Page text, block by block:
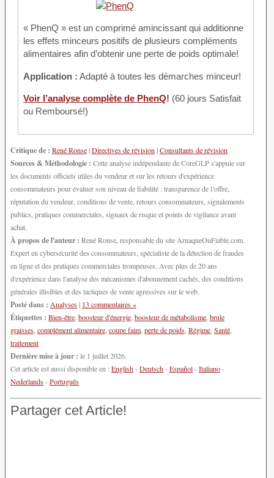
« PhenQ » est un comprimé amincissant qui additionne
les effets minceurs positifs de plusieurs compléments
alimentaires afin d’obtenir une perte de poids optimale!
Application : Adapté à toutes les démarches minceur!
Voir l’analyse complète de PhenQ! (60 jours Satisfait
ou Remboursé!)
Critique de : René Ronse|Directives de révision|Consultants de révision
Sources & Méthodologie : Cette analyse indépendante de CoreGLP s'appuie sur
les documents officiels utiles du vendeur et sur les retours d'expérience
consommateurs pour évaluer son niveau de fiabilité : transparence de l’offre,
réputation du vendeur, conditions de vente, retours consommateurs, signalements
publics, pratiques commerciales, signaux de risque et points de vigilance avant
achat.
À propos de l'auteur : René Ronse, responsable du site ArnaqueOuFiable.com.
Expert en cybersécurité des consommateurs, spécialiste de la détection de fraudes
en ligne et des pratiques commerciales trompeuses. Avec plus de 20 ans
d'expérience dans l'analyse des mécanismes d'abonnement cachés, des conditions
générales illisibles et des tactiques de vente agressives sur le web.
Posté dans : Analyses| 13 commentaires »
Étiquettes : Bien-être boosteur d'énergie boosteur de métabolisme brule
graisses complément alimentaire coupe faim perte de poids Régime Santé
traitement
Dernière mise à jour : le 1 juillet 2026.
Cet article est aussi disponible en :English-Deutsch-Español-Italiano-
Nederlands-Português
Partager cet Article!